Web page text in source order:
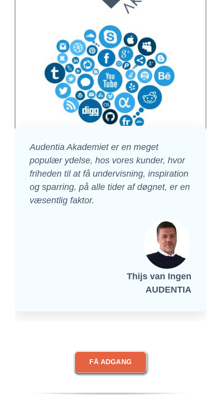
Audentia Akademiet er en meget
populær ydelse, hos vores kunder, hvor
friheden til at få undervisning, inspiration
og sparring, på alle tider af døgnet, er en
væsentlig faktor.
Thijs van Ingen
AUDENTIA
FÅ ADGANG